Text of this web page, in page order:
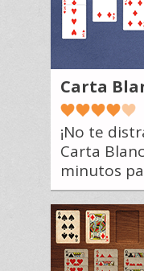
Carta
¡No te
Carta
minutos